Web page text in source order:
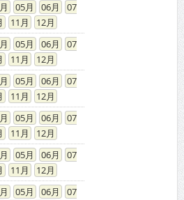
05 06
07
11
12
05 06
07
11
12
05 06
07
11
12
05 06
07
11
12
05 06
07
11
12
05 06
07